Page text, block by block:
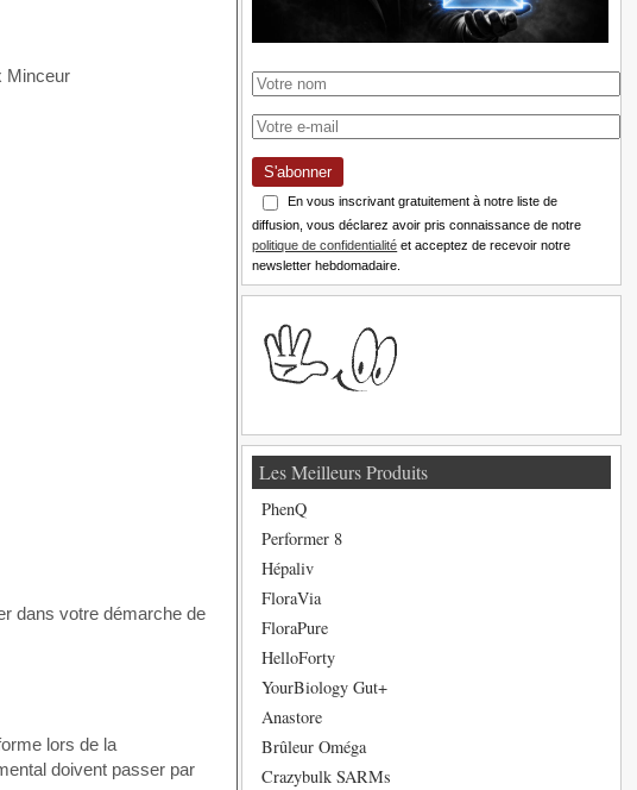
dans votre démarche de
lors de la
doivent passer par
S'abonner
En vous inscrivant gratuitement à notre liste de
diffusion, vous déclarez avoir pris connaissance de notre
politique de confidentialité et acceptez de recevoir notre
newsletter hebdomadaire.
Les Meilleurs Produits
PhenQ
Performer 8
Hépaliv
FloraVia
FloraPure
HelloForty
YourBiology Gut+
Anastore
Brûleur Oméga
Crazybulk SARMs